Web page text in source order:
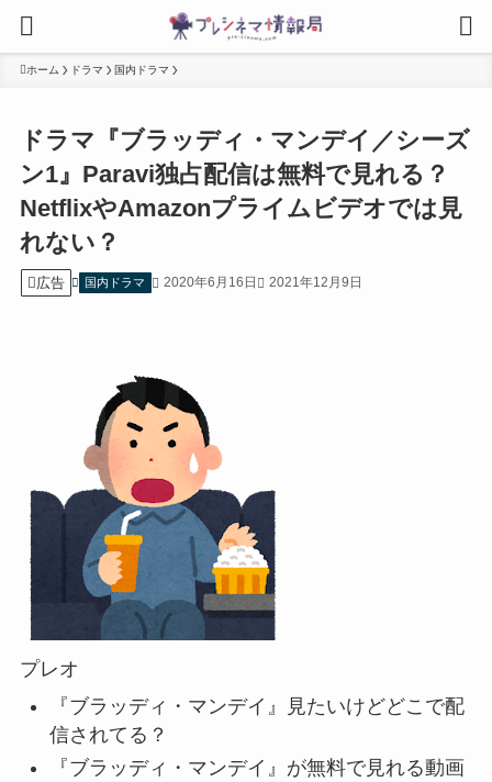
ホーム ドラマ 国内ドラマ
ドラマ『ブラッディ・マンデイ／シーズ
ン1』Paravi独占配信は無料で見れる？
NetflixやAmazonプライムビデオでは見
れない？
広告 国内ドラマ 2020年6月16日 2021年12月9日
プレオ
『ブラッディ・マンデイ』見たいけどどこで配
信されてる？
『ブラッディ・マンデイ』が無料で見れる動画